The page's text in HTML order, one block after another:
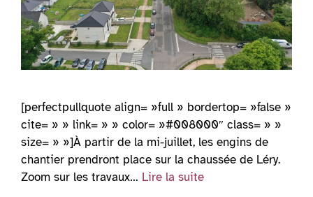
[perfectpullquote align= »full » bordertop= »false »
cite= » » link= » » color= »#008000″ class= » »
size= » »]À partir de la mi-juillet, les engins de
chantier prendront place sur la chaussée de Léry.
Zoom sur les travaux… Lire la suite